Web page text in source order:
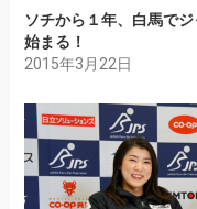
ソチから１年、白馬で
始まる！
2015年3月22日